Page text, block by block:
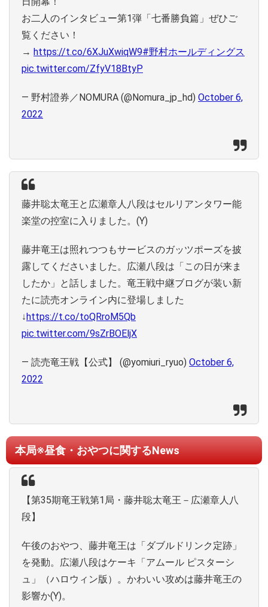
お二人のインタビュー第1弾「七番勝負篇」ぜひご
覧ください！
→ https://t.co/6XJuXwiqW9#野村ホールディングス
pic.twitter.com/ZfyV18BtyP
— 野村證券／NOMURA (@Nomura_jp_hd) October 6,
2022
藤井聡太竜王と広瀬章人八段はセルリアンタワー能
楽堂の控室に入りました。(Y)
藤井竜王は照れつつもサービスのガッツポーズを披
露してくださいました。広瀬八段は「この日が来ま
したか」と話しました。竜王戦中継ブログが装い新
たに読売オンライン内に登場しました
↓https://t.co/toQRroM5Qb
pic.twitter.com/9sZrBOEljX
— 読売竜王戦【公式】 (@yomiuri_ryuo) October 6,
2022
本局※昼食・おやつに関するNews
【第35期竜王戦第1局・藤井聡太竜王－広瀬章人八
段】
午後のおやつ、藤井竜王は「ダブルドリンク定跡」
を発動。広瀬八段はケーキ「アムール ピスターシ
ュ」（ハロウィン版）。かわいい攻めは藤井竜王の
影響か(Y)。